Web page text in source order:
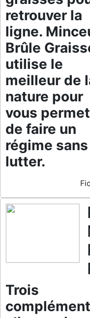
retrouver la
ligne.
Brûle
utilise le
meilleur de
nature pour
vous
de faire un
régime sans
lutter.
Trois